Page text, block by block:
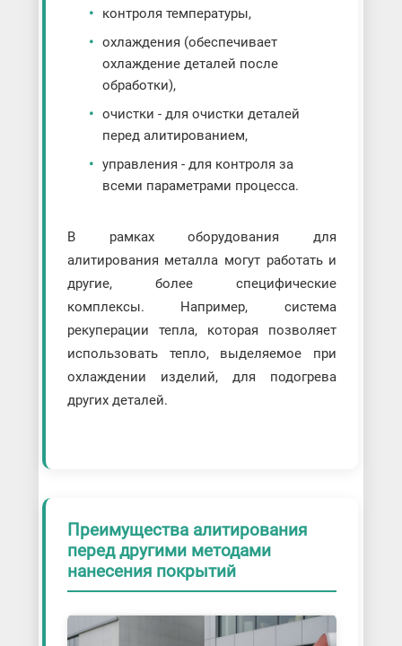
контроля температуры,
охлаждения (обеспечивает
охлаждение деталей после
обработки),
очистки - для очистки деталей
перед алитированием,
управления - для контроля за
всеми параметрами процесса.
В рамках оборудования для
алитирования металла могут работать и
другие, более специфические
комплексы. Например, система
рекуперации тепла, которая позволяет
использовать тепло, выделяемое при
охлаждении изделий, для подогрева
других деталей.
Преимущества алитирования
перед другими методами
нанесения покрытий